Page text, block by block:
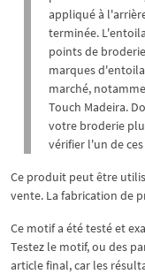
appliqué à
terminée.
points de
marques
marché,
Touch Madeira.
votre broderie
vérifier l'un de
Ce produit peut être
vente. La fabrication de
Ce motif a été testé et
Testez le motif, ou des
article final, car les